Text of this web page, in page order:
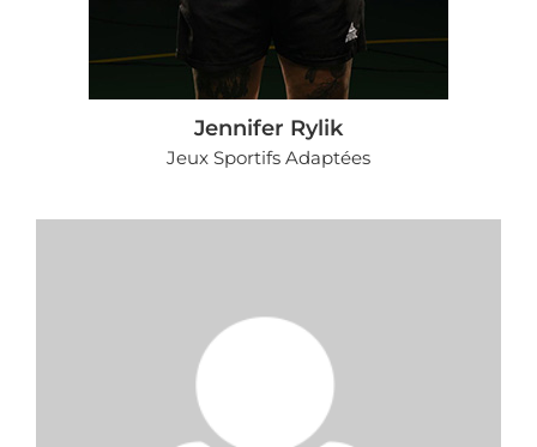
Jennifer Rylik
Jeux Sportifs Adaptées